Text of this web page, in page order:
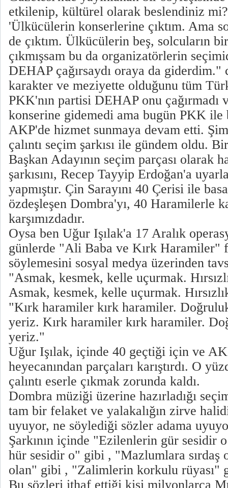
etkilenip, kültürel olarak beslendiniz
'Ülkücülerin konserlerine çıktım. Ama
de çıktım. Ülkücülerin beş, solcuların
çıkmışsam bu da organizatörlerin
DEHAP çağırsaydı oraya da giderdim."
karakter ve meziyette olduğunu tüm
PKK'nın partisi DEHAP onu çağırmadı
konserine gidemedi ama bugün PKK
AKP'de hizmet sunmaya devam etti.
çalıntı seçim şarkısı ile gündem oldu.
Başkan Adayının seçim parçası olarak
şarkısını, Recep Tayyip Erdoğan'a
yapmıştır. Çin Sarayını 40 Çerisi ile
özdeşleşen Dombra'yı, 40 Haramilerle
karşımızdadır.
Oysa ben Uğur Işılak'a 17 Aralık
günlerde "Ali Baba ve Kırk Haramiler"
söylemesini sosyal medya üzerinden
"Asmak, kesmek, kelle uçurmak.
Asmak, kesmek, kelle uçurmak.
"Kırk haramiler kırk haramiler.
yeriz. Kırk haramiler kırk haramiler.
yeriz."
Uğur Işılak, içinde 40 geçtiği için ve
heyecanından parçaları karıştırdı. O
çalıntı eserle çıkmak zorunda kaldı.
Dombra müziği üzerine hazırladığı
tam bir felaket ve yalakalığın zirve
uyuyor, ne söylediği sözler adama
Şarkının içinde "Ezilenlerin gür sesidir
hür sesidir o" gibi , "Mazlumlara sırdaş
olan" gibi , "Zalimlerin korkulu rüyası"
Bu sözleri ithaf ettiği kişi milyonlarca